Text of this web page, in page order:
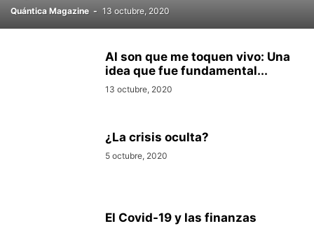
Quántica Magazine - 13 octubre, 2020
Al son que me toquen vivo: Una
idea que fue fundamental...
13 octubre, 2020
¿La crisis oculta?
5 octubre, 2020
El Covid-19 y las finanzas